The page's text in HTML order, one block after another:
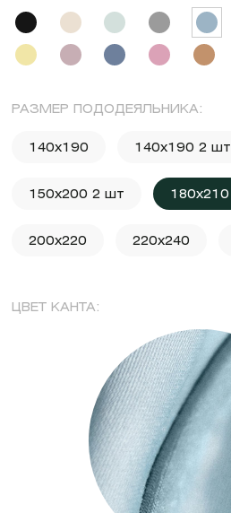
РАЗМЕР ПОДОДЕЯЛЬНИКА:
140x190 140x190 2 шт
150x200 2 шт 180x210
200x220 220x240
ЦВЕТ КАНТА: